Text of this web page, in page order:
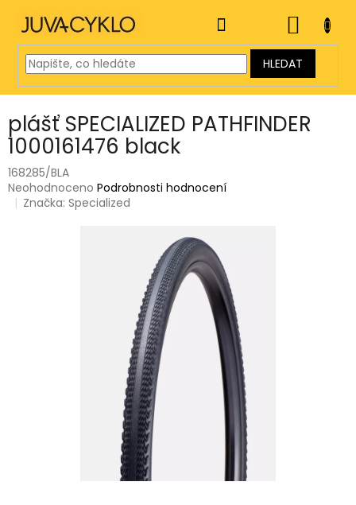
obsah
HLEDAT
KOŠÍK
plášť SPECIALIZED PATHFINDER
1000161476 black
168285/BLA
Průměrné
hodnocení
Neohodnoceno Podrobnosti hodnocení
Značka:Specialized